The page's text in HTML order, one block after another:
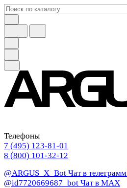
Телефоны
7 (495) 123-81-01
8 (800) 101-32-12
@ARGUS_X_Bot Чат в телеграмм
@id7720669687_bot Чат в МАХ